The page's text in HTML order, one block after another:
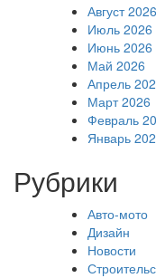
Август 2026
Июль 2026
Июнь 2026
Май 2026
Апрель
Март 2026
Февраль
Январь
Рубрики
Авто-мото
Дизайн
Новости